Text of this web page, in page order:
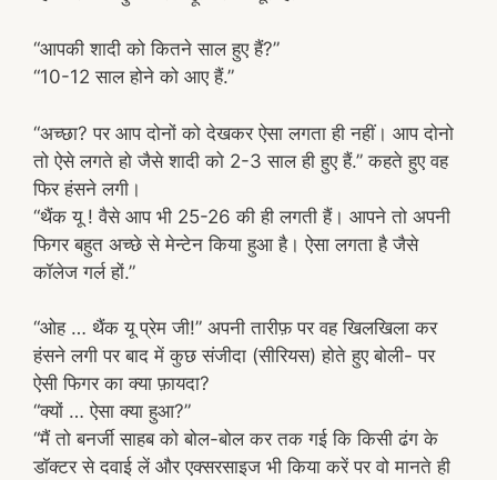
“आपकी शादी को कितने साल हुए हैं?”
“10-12 साल होने को आए हैं.”
“अच्छा? पर आप दोनों को देखकर ऐसा लगता ही नहीं। आप दोनो
तो ऐसे लगते हो जैसे शादी को 2-3 साल ही हुए हैं.” कहते हुए वह
फिर हंसने लगी।
“थैंक यू ! वैसे आप भी 25-26 की ही लगती हैं। आपने तो अपनी
फिगर बहुत अच्छे से मेन्टेन किया हुआ है। ऐसा लगता है जैसे
कॉलेज गर्ल हों.”
“ओह … थैंक यू प्रेम जी!” अपनी तारीफ़ पर वह खिलखिला कर
हंसने लगी पर बाद में कुछ संजीदा (सीरियस) होते हुए बोली- पर
ऐसी फिगर का क्या फ़ायदा?
“क्यों … ऐसा क्या हुआ?”
“मैं तो बनर्जी साहब को बोल-बोल कर तक गई कि किसी ढंग के
डॉक्टर से दवाई लें और एक्सरसाइज भी किया करें पर वो मानते ही